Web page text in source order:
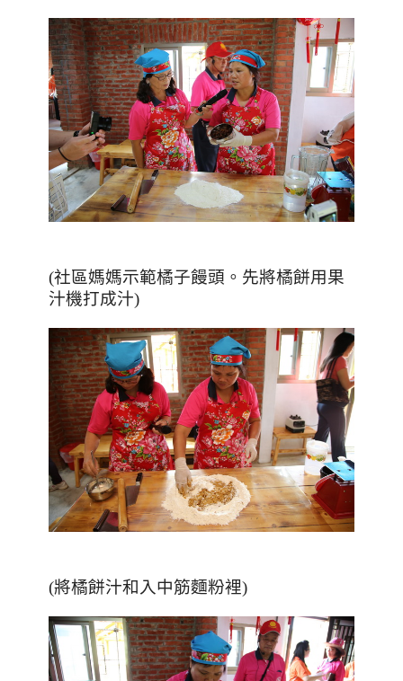
(社區媽媽示範橘子饅頭。先將橘餅用果
汁機打成汁)
(將橘餅汁和入中筋麵粉裡)